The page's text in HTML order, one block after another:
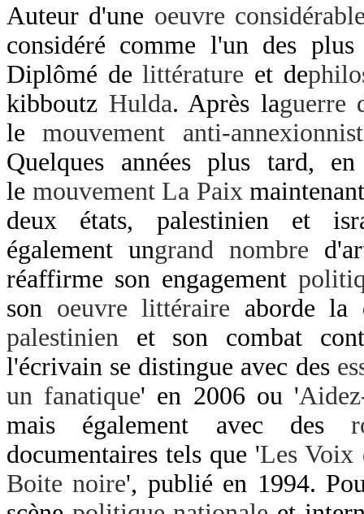
Auteur d'une oeuvre
considéré comme l'un des
Diplômé delittérature et de
kibboutz Hulda. Après laguerre
lemouvement anti-
Quelques années plus tard,
le mouvement La Paix
deux états, palestinien et
également ungrand nombre
réaffirme son engagement
son oeuvre littéraire aborde
palestinien et son combat
l'écrivain se distingue avec des
un fanatique' en 2006 ou '
mais également avec des
documentaires tels que 'Les Voix
Boite noire', publié en 1994.